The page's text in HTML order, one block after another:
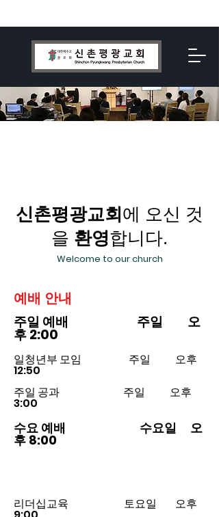
신촌평광교회 에 오신 것
을 환영합니다.
Welcome to our church
예배 안내
주일 예배 주일 오
후 2:00
일청년부 모임 주일 오후
12:50
주일 공과 주일 오후
3:00
수요 예배 수요일 오
후 8:00
​리더십교육 토요일 오후